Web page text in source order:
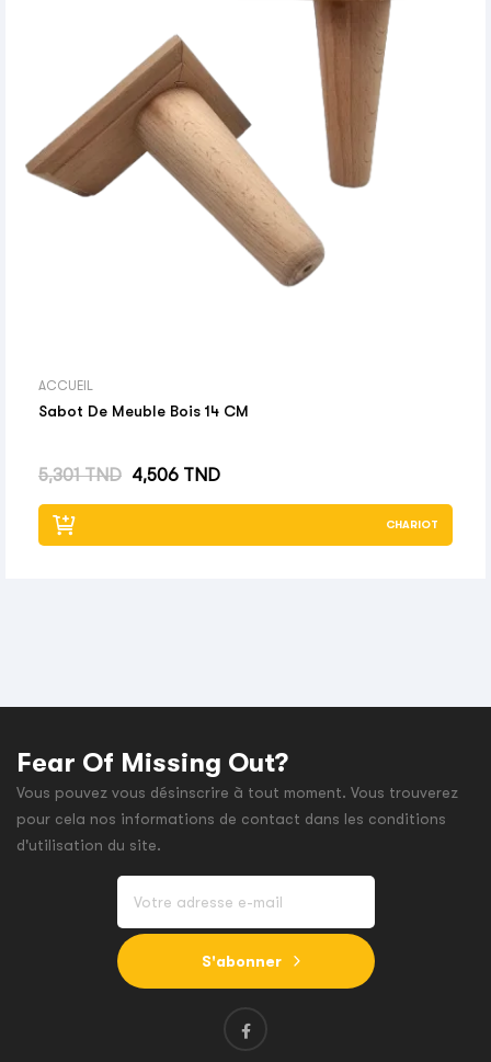
ACCUEIL
Sabot De Meuble Bois 14 CM
Prix habituel
5,301 TND Prix
4,506 TND
CHARIOT
Fear Of Missing Out?
Vous pouvez vous désinscrire à tout moment. Vous trouverez
pour cela nos informations de contact dans les conditions
d'utilisation du site.
S'abonner